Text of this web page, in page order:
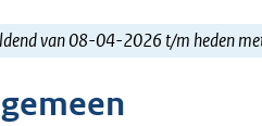
van 08-04-2026 t/m heden